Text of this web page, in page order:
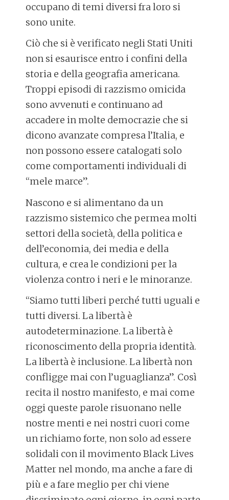
occupano di temi diversi fra loro si
sono unite.
Ciò che si è verificato negli Stati Uniti
non si esaurisce entro i confini della
storia e della geografia americana.
Troppi episodi di razzismo omicida
sono avvenuti e continuano ad
accadere in molte democrazie che si
dicono avanzate compresa l’Italia, e
non possono essere catalogati solo
come comportamenti individuali di
“mele marce”.
Nascono e si alimentano da un
razzismo sistemico che permea molti
settori della società, della politica e
dell’economia, dei media e della
cultura, e crea le condizioni per la
violenza contro i neri e le minoranze.
“Siamo tutti liberi perché tutti uguali e
tutti diversi. La libertà è
autodeterminazione. La libertà è
riconoscimento della propria identità.
La libertà è inclusione. La libertà non
confligge mai con l’uguaglianza”. Così
recita il nostro manifesto, e mai come
oggi queste parole risuonano nelle
nostre menti e nei nostri cuori come
un richiamo forte, non solo ad essere
solidali con il movimento Black Lives
Matter nel mondo, ma anche a fare di
più e a fare meglio per chi viene